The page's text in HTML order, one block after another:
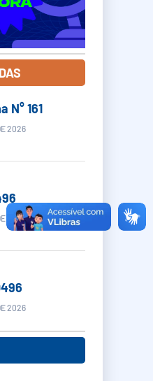
N° 161
2026
2026
2026